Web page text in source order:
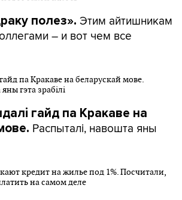
полез». Этим айтишникам
– и вот чем все
гайд па Кракаве на
Распыталі, навошта яны